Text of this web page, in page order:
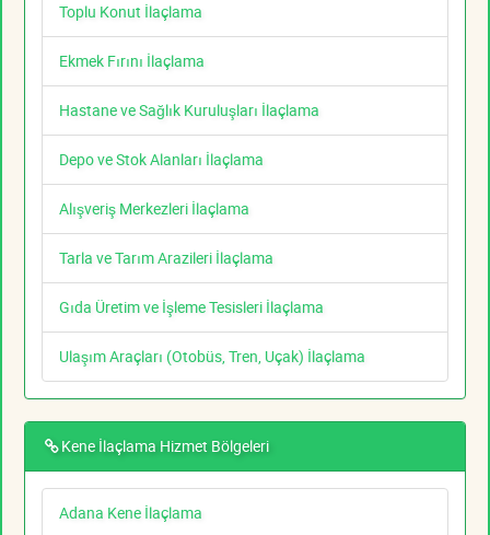
Toplu Konut İlaçlama
Ekmek Fırını İlaçlama
Hastane ve Sağlık Kuruluşları İlaçlama
Depo ve Stok Alanları İlaçlama
Alışveriş Merkezleri İlaçlama
Tarla ve Tarım Arazileri İlaçlama
Gıda Üretim ve İşleme Tesisleri İlaçlama
Ulaşım Araçları (Otobüs, Tren, Uçak) İlaçlama
Kene İlaçlama Hizmet Bölgeleri
Adana Kene İlaçlama